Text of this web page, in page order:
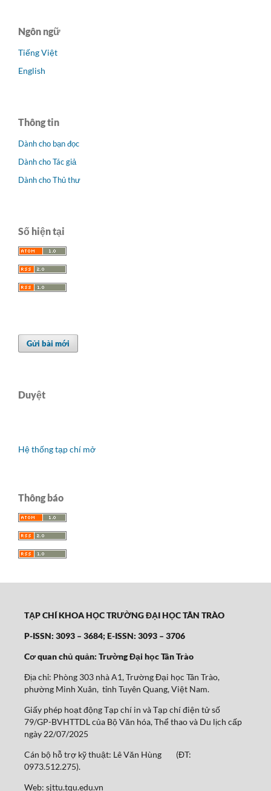
Ngôn ngữ
Tiếng Việt
English
Thông tin
Dành cho bạn đọc
Dành cho Tác giả
Dành cho Thủ thư
Số hiện tại
Gửi bài mới
Duyệt
Hệ thống tạp chí mở
Thông báo
TẠP CHÍ KHOA HỌC TRƯỜNG ĐẠI HỌC TÂN TRÀO
P-ISSN: 3093 – 3684; E-ISSN: 3093 – 3706
Cơ quan chủ quản: Trường Đại học Tân Trào
Địa chỉ: Phòng 303 nhà A1, Trường Đại học Tân Trào,
phường Minh Xuân, tỉnh Tuyên Quang, Việt Nam.
Giấy phép hoạt động Tạp chí in và Tạp chí điện tử số
79/GP-BVHTTDL của Bộ Văn hóa, Thể thao và Du lịch cấp
ngày 22/07/2025
Cán bộ hỗ trợ kỹ thuật: Lê Văn Hùng (ĐT:
0973.512.275).
Web: sjttu.tqu.edu.vn